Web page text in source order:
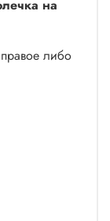
на
либо